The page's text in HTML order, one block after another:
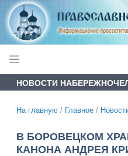
НОВОСТИ
На главную / Главное /
В БОРОВЕЦКОМ
КАНОНА АНДРЕЯ